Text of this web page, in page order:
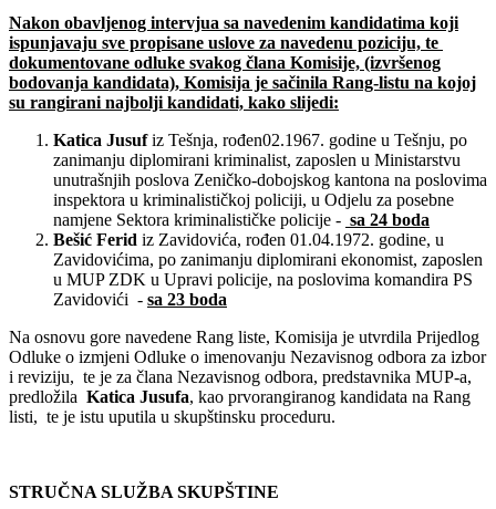
Nakon obavljenog intervjua sa navedenim kandidatima koji
ispunjavaju sve propisane uslove za navedenu poziciju, te
dokumentovane odluke svakog člana Komisije, (izvršenog
bodovanja kandidata), Komisija je sačinila Rang-listu na kojoj
su rangirani najbolji kandidati, kako slijedi:
Katica Jusufiz Tešnja, rođen02.1967. godine u Tešnju, po
zanimanju diplomirani kriminalist, zaposlen u Ministarstvu
unutrašnjih poslova Zeničko-dobojskog kantona na poslovima
inspektora u kriminalističkoj policiji, u Odjelu za posebne
namjene Sektora kriminalističke policije - sa 24 boda
Bešić Ferid iz Zavidovića, rođen 01.04.1972. godine, u
Zavidovićima, po zanimanju diplomirani ekonomist, zaposlen
u MUP ZDK u Upravi policije, na poslovima komandira PS
Zavidovići - sa 23 boda
Na osnovu gore navedene Rang liste, Komisija je utvrdila Prijedlog
Odluke o izmjeni Odluke o imenovanju Nezavisnog odbora za izbor
i reviziju, te je za člana Nezavisnog odbora, predstavnika MUP-a,
predložila Katica Jusufa, kao prvorangiranog kandidata na Rang
listi, te je istu uputila u skupštinsku proceduru.
STRUČNA SLUŽBA SKUPŠTINE